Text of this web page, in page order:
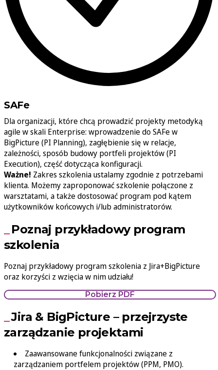
SAFe
Dla organizacji, które chcą prowadzić projekty metodyką
agile w skali Enterprise: wprowadzenie do SAFe w
BigPicture (PI Planning), zagłębienie się w relacje,
zależności, sposób budowy portfeli projektów (PI
Execution), część dotycząca konfiguracji.
Ważne! Zakres szkolenia ustalamy zgodnie z potrzebami
klienta. Możemy zaproponować szkolenie połączone z
warsztatami, a także dostosować program pod kątem
użytkowników końcowych i/lub administratorów.
Poznaj przykładowy program
szkolenia
Poznaj przykładowy program szkolenia z Jira+BigPicture
oraz korzyści z wzięcia w nim udziału!
Pobierz PDF
Jira & BigPicture – przejrzyste
zarządzanie projektami
Zaawansowane funkcjonalności związane z
zarządzaniem portfelem projektów (PPM, PMO).